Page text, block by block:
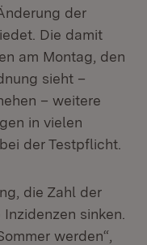
der
Die damit
am Montag, den
sieht –
– weitere
in vielen
der Testpflicht.
die Zahl der
sinken.
werden“,